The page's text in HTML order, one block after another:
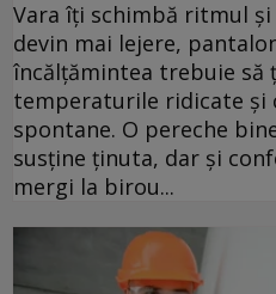
Vara îți schimbă ritmul
devin mai lejere,
încălțămintea trebuie să
temperaturile ridicate și
spontane. O pereche
susține ținuta, dar și
mergi la birou...